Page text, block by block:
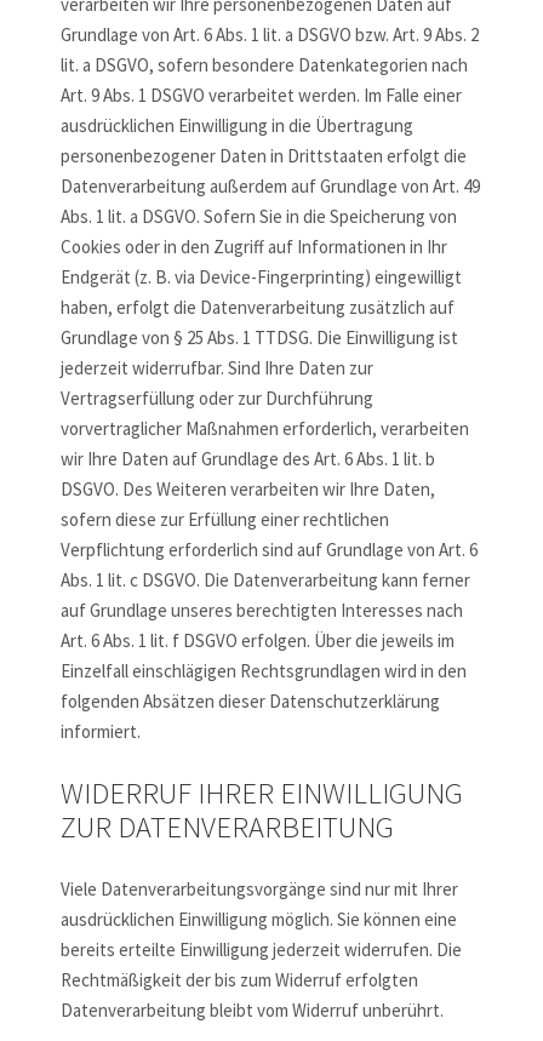
Grundlage von Art. 6 Abs. 1 lit. a DSGVO bzw. Art. 9 Abs. 2
lit. a DSGVO, sofern besondere Datenkategorien nach
Art. 9 Abs. 1 DSGVO verarbeitet werden. Im Falle einer
ausdrücklichen Einwilligung in die Übertragung
personenbezogener Daten in Drittstaaten erfolgt die
Datenverarbeitung außerdem auf Grundlage von Art. 49
Abs. 1 lit. a DSGVO. Sofern Sie in die Speicherung von
Cookies oder in den Zugriff auf Informationen in Ihr
Endgerät (z. B. via Device-Fingerprinting) eingewilligt
haben, erfolgt die Datenverarbeitung zusätzlich auf
Grundlage von § 25 Abs. 1 TTDSG. Die Einwilligung ist
jederzeit widerrufbar. Sind Ihre Daten zur
Vertragserfüllung oder zur Durchführung
vorvertraglicher Maßnahmen erforderlich, verarbeiten
wir Ihre Daten auf Grundlage des Art. 6 Abs. 1 lit. b
DSGVO. Des Weiteren verarbeiten wir Ihre Daten,
sofern diese zur Erfüllung einer rechtlichen
Verpflichtung erforderlich sind auf Grundlage von Art. 6
Abs. 1 lit. c DSGVO. Die Datenverarbeitung kann ferner
auf Grundlage unseres berechtigten Interesses nach
Art. 6 Abs. 1 lit. f DSGVO erfolgen. Über die jeweils im
Einzelfall einschlägigen Rechtsgrundlagen wird in den
folgenden Absätzen dieser Datenschutzerklärung
informiert.
WIDERRUF IHRER EINWILLIGUNG
ZUR DATENVERARBEITUNG
Viele Datenverarbeitungsvorgänge sind nur mit Ihrer
ausdrücklichen Einwilligung möglich. Sie können eine
bereits erteilte Einwilligung jederzeit widerrufen. Die
Rechtmäßigkeit der bis zum Widerruf erfolgten
Datenverarbeitung bleibt vom Widerruf unberührt.